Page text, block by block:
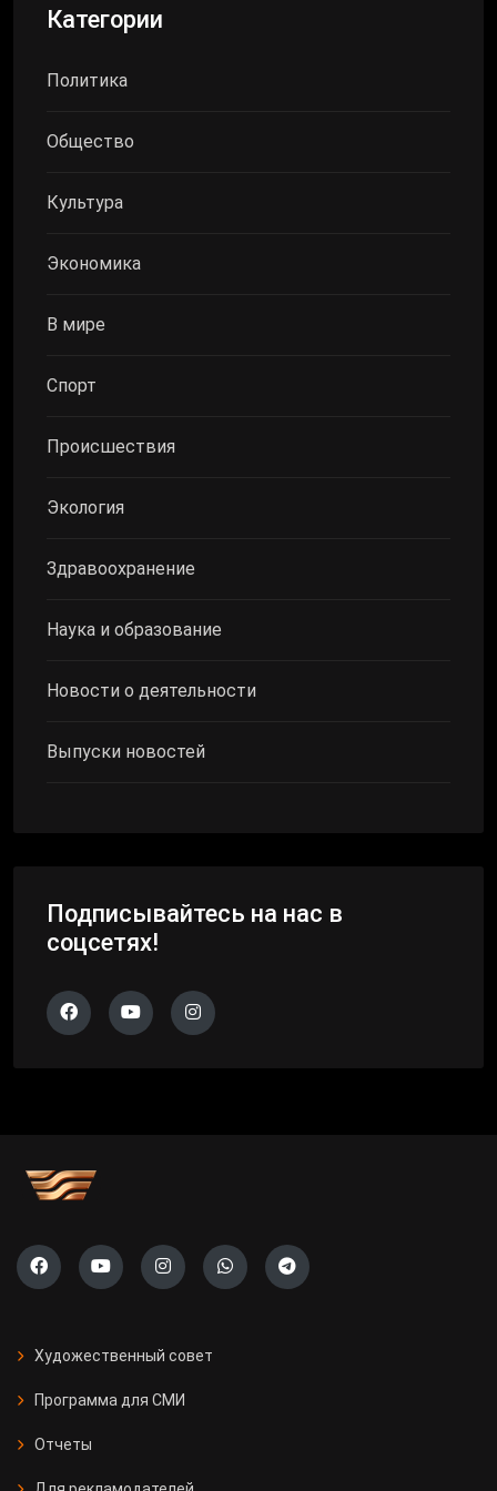
Категории
Политика
Общество
Культура
Экономика
В мире
Спорт
Происшествия
Экология
Здравоохранение
Наука и образование
Новости о деятельности
Выпуски новостей
Подписывайтесь на нас в
соцсетях!
Художественный совет
Программа для СМИ
Отчеты